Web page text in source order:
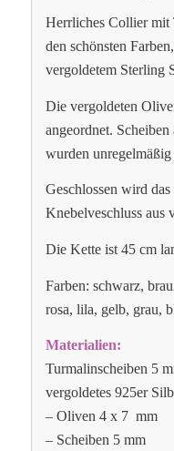
Herrliches Collier mit
den schönsten
vergoldetem Sterling
Die vergoldeten
angeordnet.
wurden
Geschlossen wird
Knebelveschluss aus
Die Kette ist 45 cm
Farben: schwarz,
rosa, lila, gelb, grau,
Materialien:
Turmalinscheiben 5
vergoldetes 925er
– Oliven 4 x 7 mm
– Scheiben 5 mm